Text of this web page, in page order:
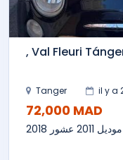
, Val Fleuri
Tanger il y a
72,000 MAD
2018